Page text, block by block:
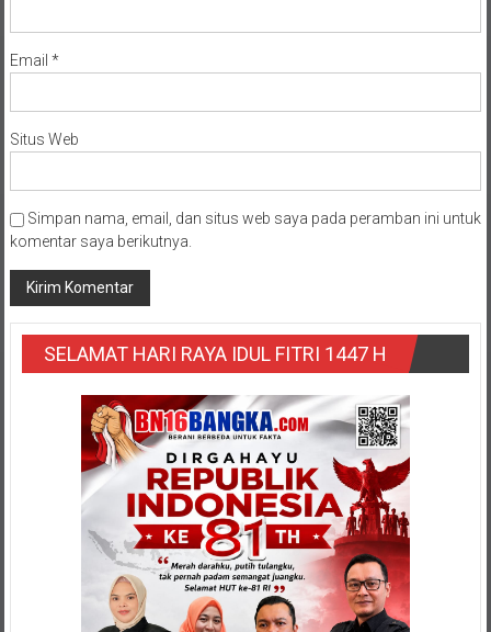
Email *
Situs Web
Simpan nama, email, dan situs web saya pada peramban ini untuk
komentar saya berikutnya.
SELAMAT HARI RAYA IDUL FITRI 1447 H